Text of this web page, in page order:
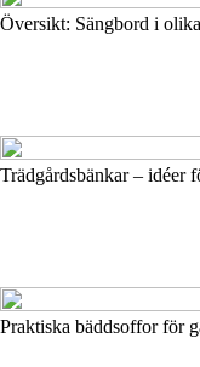
Översikt: Sängbord i
Trädgårdsbänkar – idéer
Praktiska bäddsoffor för